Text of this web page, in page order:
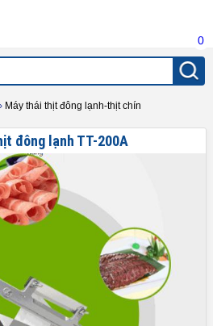
0
› Máy thái thịt đông lạnh-thịt chín
đông lạnh TT-200A